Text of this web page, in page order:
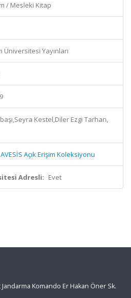
/ Mesleki Kitap
Yayınları
Kestel,Diler Ezgi Tarhan,
AVESİS Açık Erişim Koleksiyonu
Adresli: Evet
Komando Er Hakan Öner Sk.